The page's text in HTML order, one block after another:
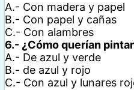
A.- Con madera y papel
B.- Con papel y cañas
C.- Con alambres
6.- ¿Cómo querían
A.- De azul y verde
B.- de azul y rojo
C.- Con azul y lunares